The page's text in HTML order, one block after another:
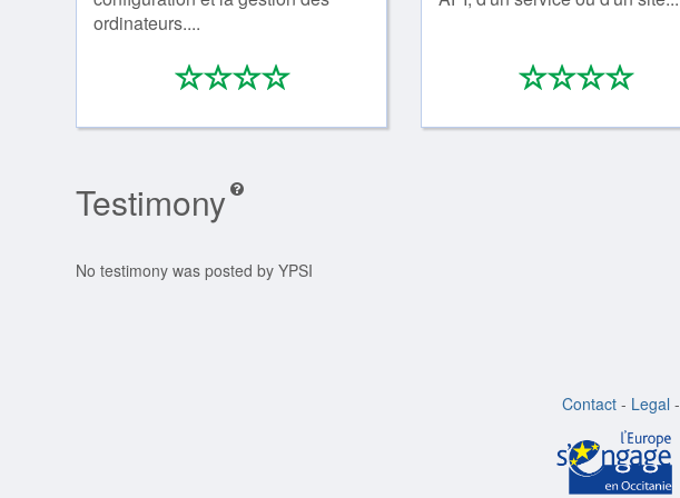
ordinateurs....
****
0/4 ****
0/4
Testimony
No testimony was posted by YPSI
Contact - Legal -